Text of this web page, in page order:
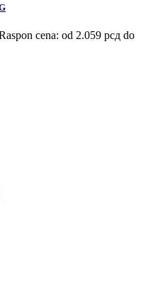
cena: od 2.059 рсд do